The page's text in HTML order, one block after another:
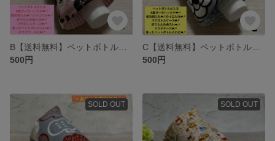
500円
500円
SOLD OUT SOLD OUT